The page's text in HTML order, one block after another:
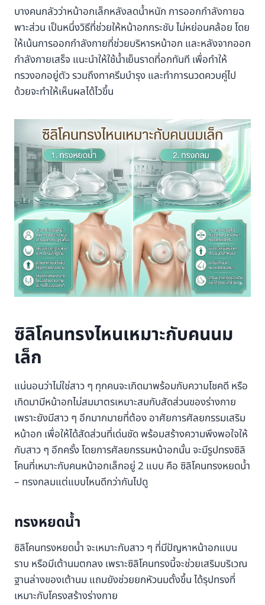
บางคนกลัวว่าหน้าอกเล็กหลังลดน้ำหนัก การออกกำลังกายฉ
พาะส่วน เป็นหนึ่งวิธีที่ช่วยให้หน้าอกกระชับ ไม่หย่อนคล้อย โดย
ให้เน้นการออกกำลังกายที่ช่วยบริหารหน้าอก และหลังจากออก
กำลังกายเสร็จ แนะนำให้ใช้น้ำเย็นราดที่อกทันที เพื่อทำให้
ทรวงอกอยู่ตัว รวมถึงทาครีมบำรุง และทำการนวดควบคู่ไป
ด้วยจะทำให้เห็นผลได้ไวขึ้น
ซิลิโคนทรงไหนเหมาะกับคนนม
เล็ก
แน่นอนว่าไม่ใช่สาว ๆ ทุกคนจะเกิดมาพร้อมกับความโชคดี หรือ
เกิดมามีหน้าอกไม่สมมาตรเหมาะสมกับสัดส่วนของร่างกาย
เพราะยังมีสาว ๆ อีกมากมายที่ต้อง อาศัยการศัลยกรรมเสริม
หน้าอก เพื่อให้ได้สัดส่วนที่เด่นชัด พร้อมสร้างความพึงพอใจให้
กับสาว ๆ อีกครั้ง โดยการศัลยกรรมหน้าอกนั้น จะมีรูปทรงซิลิ
โคนที่เหมาะกับคนหน้าอกเล็กอยู่ 2 แบบ คือ ซิลิโคนทรงหยดน้ำ
– ทรงกลมแต่แบบไหนดีกว่ากันไปดู
ทรงหยดน้ำ
ซิลิโคนทรงหยดน้ำ จะเหมาะกับสาว ๆ ที่มีปัญหาหน้าอกแบน
ราบ หรือมีเต้านมตกลง เพราะซิลิโคนทรงนี้จะช่วยเสริมบริเวณ
ฐานล่างของเต้านม แถมยังช่วยยกหัวนมตั้งขึ้น ได้รุปทรงที่
เหมาะกับโครงสร้างร่างกาย